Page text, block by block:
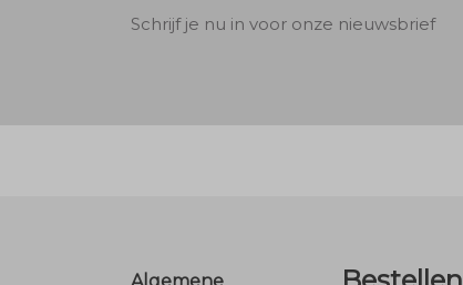
Schrijf je nu in voor onze nieuwsbrief